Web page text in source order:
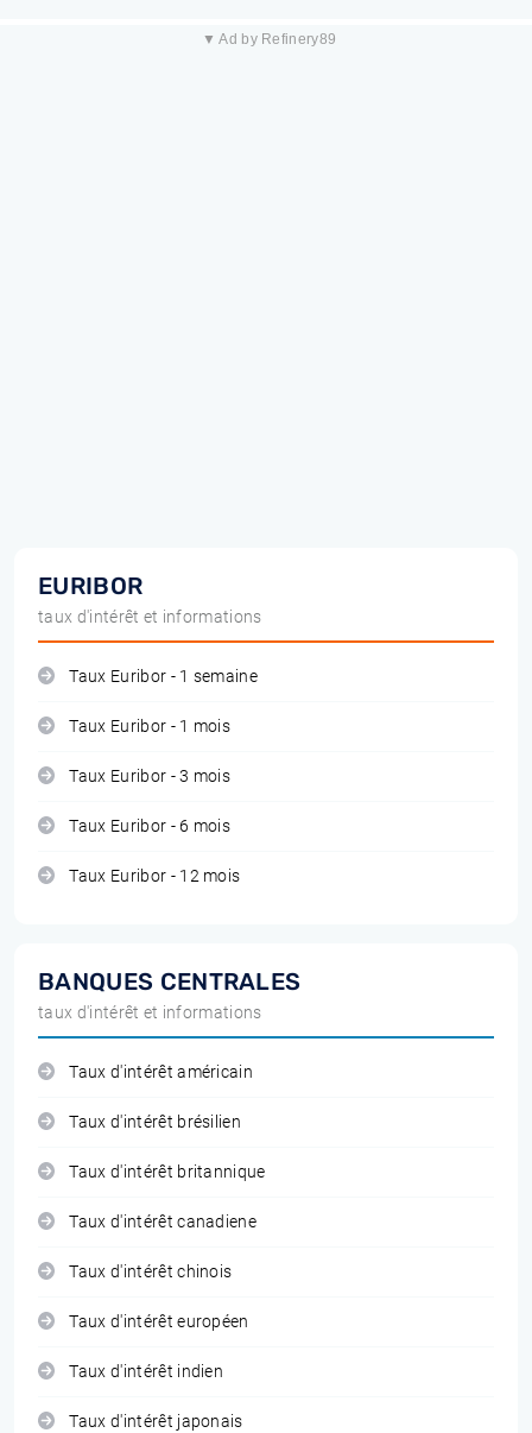
▼ Ad by Refinery89
EURIBOR
taux d'intérêt et informations
Taux Euribor - 1 semaine
Taux Euribor - 1 mois
Taux Euribor - 3 mois
Taux Euribor - 6 mois
Taux Euribor - 12 mois
BANQUES CENTRALES
taux d'intérêt et informations
Taux d'intérêt américain
Taux d'intérêt brésilien
Taux d'intérêt britannique
Taux d'intérêt canadiene
Taux d'intérêt chinois
Taux d'intérêt européen
Taux d'intérêt indien
Taux d'intérêt japonais